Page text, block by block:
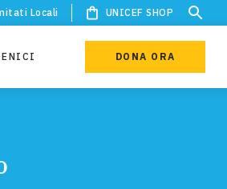
Locali UNICEF SHOP
DONA ORA